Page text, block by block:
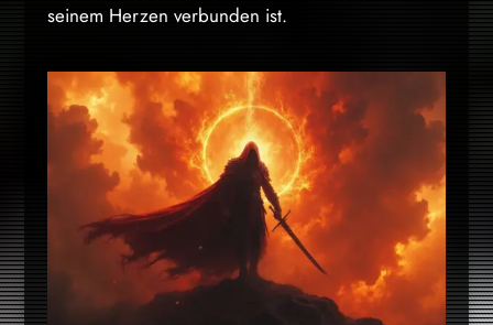
seinem Herzen verbunden ist.